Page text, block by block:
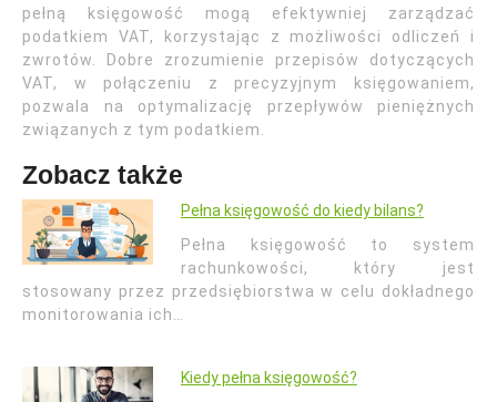
pełną księgowość mogą efektywniej zarządzać
podatkiem VAT, korzystając z możliwości odliczeń i
zwrotów. Dobre zrozumienie przepisów dotyczących
VAT, w połączeniu z precyzyjnym księgowaniem,
pozwala na optymalizację przepływów pieniężnych
związanych z tym podatkiem.
Zobacz także
Pełna księgowość do kiedy bilans?
Pełna księgowość to system
rachunkowości, który jest
stosowany przez przedsiębiorstwa w celu dokładnego
monitorowania ich…
Kiedy pełna księgowość?